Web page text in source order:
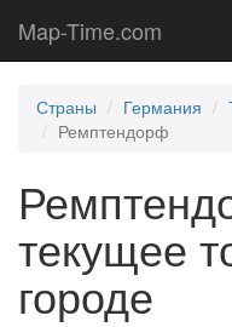
Map-Time.com
Страны Германия
Ремптендорф
текущее
городе